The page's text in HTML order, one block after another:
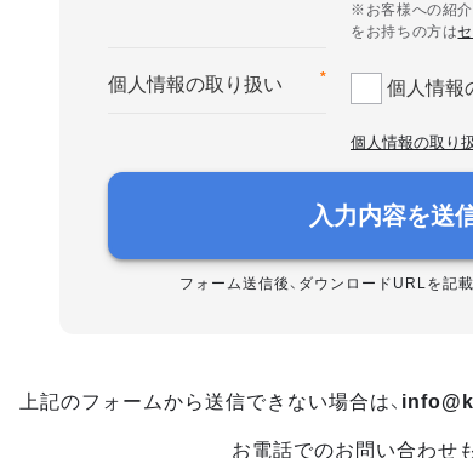
※お客様への紹
をお持ちの方は
*
個人情報の取り扱い 個人情報
個人情報の取り
入力内容を送
フォーム送信後、ダウンロードURLを記
上記のフォームから送信できない場合は、
お電話でのお問い合わせ